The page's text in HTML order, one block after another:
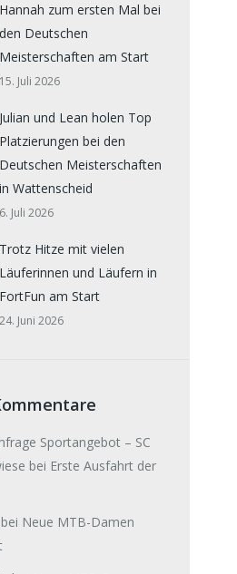
Hannah zum ersten Mal bei
den Deutschen
Meisterschaften am Start
15. Juli 2026
Julian und Lean holen Top
Platzierungen bei den
Deutschen Meisterschaften
in Wattenscheid
6. Juli 2026
Trotz Hitze mit vielen
Läuferinnen und Läufern in
FortFun am Start
24. Juni 2026
Sportangebot – SC
bei Erste Ausfahrt der
bei Neue MTB-Damen